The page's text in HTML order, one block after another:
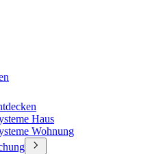
Haus
Wohnung